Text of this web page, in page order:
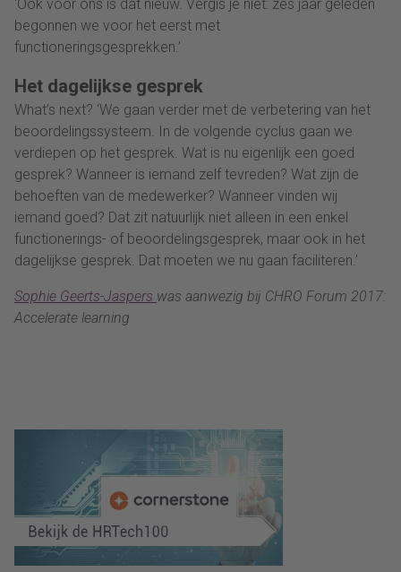
‘Ook voor ons is dat nieuw. Vergis je niet: zes jaar geleden
begonnen we voor het eerst met
functioneringsgesprekken.’
Het dagelijkse gesprek
What’s next? ‘We gaan verder met de verbetering van het
beoordelingssysteem. In de volgende cyclus gaan we
verdiepen op het gesprek. Wat is nu eigenlijk een goed
gesprek? Wanneer is iemand zelf tevreden? Wat zijn de
behoeften van de medewerker? Wanneer vinden wij
iemand goed? Dat zit natuurlijk niet alleen in een enkel
functionerings- of beoordelingsgesprek, maar ook in het
dagelijkse gesprek. Dat moeten we nu gaan faciliteren.’
Sophie Geerts-Jaspers was aanwezig bij CHRO Forum 2017:
Accelerate learning